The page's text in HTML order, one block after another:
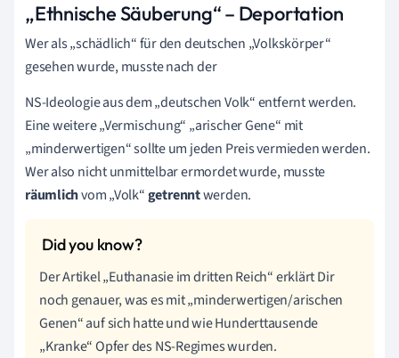
„Ethnische Säuberung“ – Deportation
Wer als „schädlich“ für den deutschen „Volkskörper“
gesehen wurde, musste nach der
NS-Ideologie aus dem „deutschen Volk“ entfernt werden.
Eine weitere „Vermischung“ „arischer Gene“ mit
„minderwertigen“ sollte um jeden Preis vermieden werden.
Wer also nicht unmittelbar ermordet wurde, musste
räumlichvom „Volk“getrenntwerden.
Der Artikel „Euthanasie im dritten Reich“ erklärt Dir
noch genauer, was es mit „minderwertigen/arischen
Genen“ auf sich hatte und wie Hunderttausende
„Kranke“ Opfer des NS-Regimes wurden.